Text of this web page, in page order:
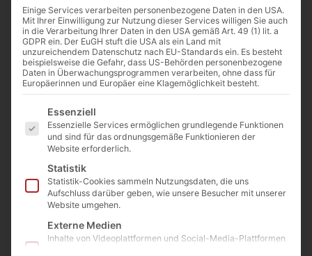
Mit Glaube zum Erfolg –
mein Weg zur Miss
Germany
Lena Bröder: Als Religionslehrerin
zur Miss Germany Miss Germany
waren schon viele Frauen. Aber
noch nie hat eine
Religionslehrerin den Titel
gewonnen. Bis zu diesem...
Papst Franziskus trifft
„Miss Germany“
Nach Abschluß der heutigen
Einige Services verarbeiten personenbezogene Daten in den USA.
Mit Ihrer Einwilligung zur Nutzung dieser Services willigen Sie auch
in die Verarbeitung Ihrer Daten in den USA gemäß Art. 49 (1) lit. a
GDPR ein. Der EuGH stuft die USA als ein Land mit
unzureichendem Datenschutz nach EU-Standards ein. Es besteht
beispielsweise die Gefahr, dass US-Behörden personenbezogene
Daten in Überwachungsprogrammen verarbeiten, ohne dass für
Europäerinnen und Europäer eine Klagemöglichkeit besteht.
Es folgt eine Liste der Service-Gruppen, für die eine
Essenziell
Essenzielle Services ermöglichen grundlegende Funktionen
und sind für das ordnungsgemäße Funktionieren der
Website erforderlich.
Statistik
Statistik-Cookies sammeln Nutzungsdaten, die uns
Aufschluss darüber geben, wie unsere Besucher mit unserer
Website umgehen.
Externe Medien
Inhalte von Videoplattformen und Social-Media-Plattformen